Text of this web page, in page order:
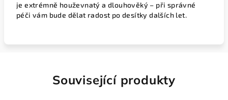
je extrémně houževnatý a dlouhověký – při správné
péči vám bude dělat radost po desítky dalších let.
Související produkty